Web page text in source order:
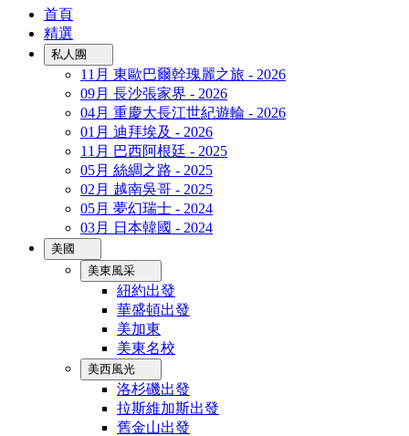
首頁
精選
私人團
11月 東歐巴爾幹瑰麗之旅 - 2026
09月 長沙張家界 - 2026
04月 重慶大長江世紀遊輪 - 2026
01月 迪拜埃及 - 2026
11月 巴西阿根廷 - 2025
05月 絲綢之路 - 2025
02月 越南吳哥 - 2025
05月 夢幻瑞士 - 2024
03月 日本韓國 - 2024
美國
美東風采
紐約出發
華盛頓出發
美加東
美東名校
美西風光
洛杉磯出發
拉斯維加斯出發
舊金山出發